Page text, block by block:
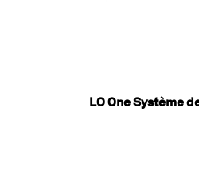
LO One Système